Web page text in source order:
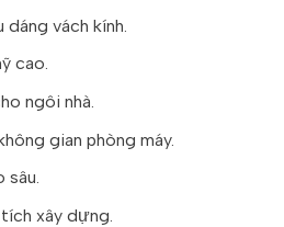
vách kính.
cao.
ngôi nhà.
gian phòng máy.
sâu.
xây dựng.